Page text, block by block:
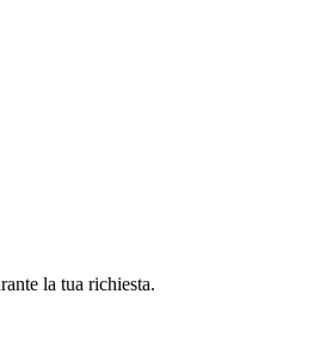
la tua richiesta.